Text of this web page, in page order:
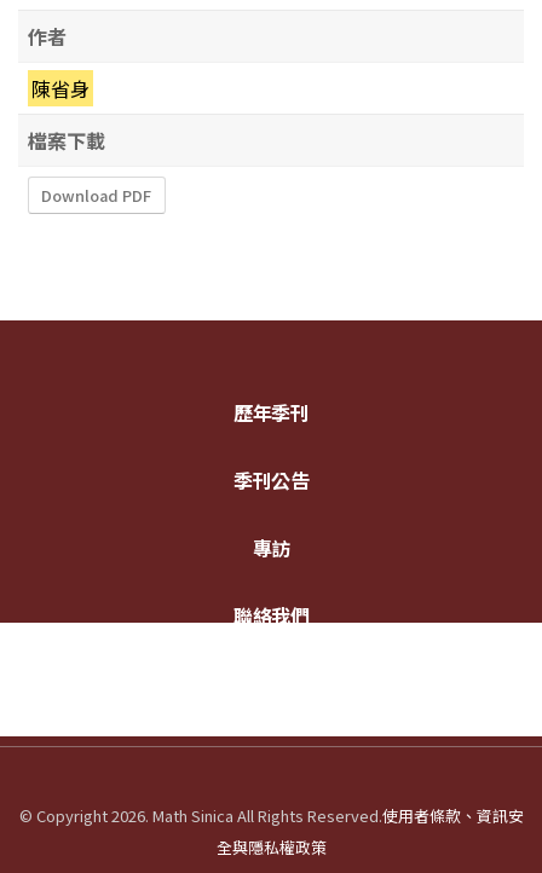
作者
陳省身
檔案下載
Download PDF
歷年季刊
季刊公告
專訪
聯絡我們
© Copyright 2026. Math Sinica All Rights Reserved.使用者條款、資訊安
全與隱私權政策